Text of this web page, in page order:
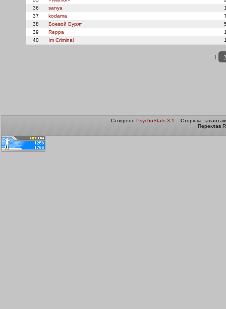
Створено PsychoStats 3.1 -- Сторінка
Переклав